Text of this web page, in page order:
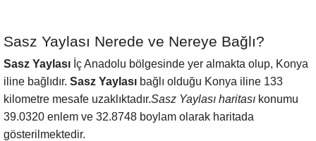
Sasz Yaylası Nerede ve Nereye Bağlı?
Sasz Yaylası İç Anadolu bölgesinde yer almakta olup, Konya
iline bağlıdır. Sasz Yaylası bağlı olduğu Konya iline 133
kilometre mesafe uzaklıktadır.Sasz Yaylası haritası konumu
39.0320 enlem ve 32.8748 boylam olarak haritada
gösterilmektedir.